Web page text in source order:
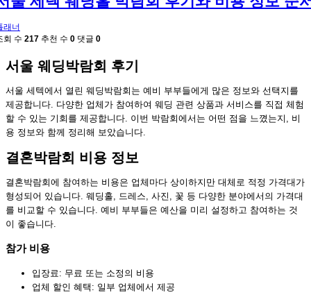
래너
회 수 217 추천 수 0 댓글 0
서울 웨딩박람회 후기
서울 세텍에서 열린 웨딩박람회는 예비 부부들에게 많은 정보와 선택지를
제공합니다. 다양한 업체가 참여하여 웨딩 관련 상품과 서비스를 직접 체험
할 수 있는 기회를 제공합니다. 이번 박람회에서는 어떤 점을 느꼈는지, 비
용 정보와 함께 정리해 보았습니다.
결혼박람회 비용 정보
결혼박람회에 참여하는 비용은 업체마다 상이하지만 대체로 적정 가격대가
형성되어 있습니다. 웨딩홀, 드레스, 사진, 꽃 등 다양한 분야에서의 가격대
를 비교할 수 있습니다. 예비 부부들은 예산을 미리 설정하고 참여하는 것
이 좋습니다.
참가 비용
입장료: 무료 또는 소정의 비용
업체 할인 혜택: 일부 업체에서 제공